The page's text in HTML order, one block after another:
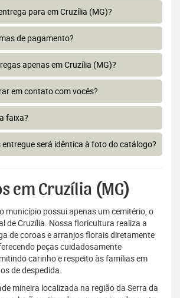
para em Cruzília (MG)?
de pagamento?
apenas em Cruzília (MG)?
em contato com vocês?
faixa?
será idêntica à foto do catálogo?
em Cruzília (MG)
município possui apenas um cemitério, o
de Cruzília. Nossa floricultura realiza a
de coroas e arranjos florais diretamente
peças cuidadosamente
carinho e respeito às famílias em
de despedida.
mineira localizada na região da Serra da